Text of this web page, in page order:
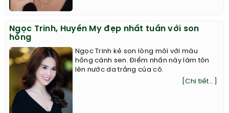
Ngọc Trinh, Huyền My đẹp nhất tuần với son
hồng
Ngọc Trinh kẻ son lòng môi với màu
hồng cánh sen. Điểm nhấn này làm tôn
lên nước da trắng của cô.
[Chi tiết...]